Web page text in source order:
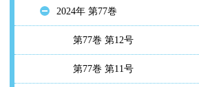
2024年 第77巻
第77巻 第12号
第77巻 第11号